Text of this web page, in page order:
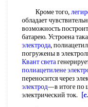
Кроме того,
обладает
возможность
батарею. Устроена
электрода,
погружены в
Квант света
полиацетилене
переносится через
электрод—в итоге по
электрический ток.